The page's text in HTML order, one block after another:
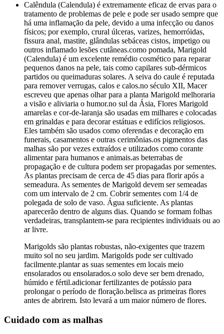
Calêndula (Calendula) é extremamente eficaz de ervas para o
tratamento de problemas de pele e pode ser usado sempre que
há uma inflamação da pele, devido a uma infecção ou danos
físicos; por exemplo, crural úlceras, varizes, hemorróidas,
fissura anal, mastite, glândulas sebáceas cistos, impetigo ou
outros inflamado lesões cutâneas.como pomada, Marigold
(Calendula) é um excelente remédio cosmético para reparar
pequenos danos na pele, tais como capilares sub-dérmicos
partidos ou queimaduras solares. A seiva do caule é reputada
para remover verrugas, calos e calos.no século XII, Macer
escreveu que apenas olhar para a planta Marigold melhoraria
a visão e aliviaria o humor.no sul da Ásia, Flores Marigold
amarelas e cor-de-laranja são usadas em milhares e colocadas
em grinaldas e para decorar estátuas e edifícios religiosos.
Eles também são usados como oferendas e decoração em
funerais, casamentos e outras cerimônias.os pigmentos das
malhas são por vezes extraídos e utilizados como corante
alimentar para humanos e animais.as beterrabas de
propagação e de cultura podem ser propagadas por sementes.
As plantas precisam de cerca de 45 dias para florir após a
semeadura. As sementes de Marigold devem ser semeadas
com um intervalo de 2 cm. Cobrir sementes com 1/4 de
polegada de solo de vaso. Água suficiente. As plantas
aparecerão dentro de alguns dias. Quando se formam folhas
verdadeiras, transplantem-se para recipientes individuais ou ao
ar livre.
Marigolds são plantas robustas, não-exigentes que trazem
muito sol no seu jardim. Marigolds pode ser cultivado
facilmente.plantar as suas sementes em locais meio
ensolarados ou ensolarados.o solo deve ser bem drenado,
húmido e fértil.adicionar fertilizantes de potássio para
prolongar o período de floração.belisca as primeiras flores
antes de abrirem. Isto levará a um maior número de flores.
Cuidado com as malhas